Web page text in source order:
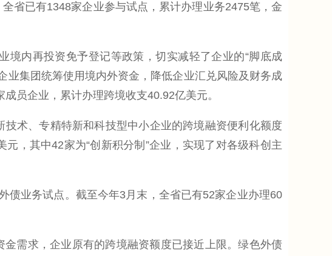
省已有1348家企业参与试点，累计办理业务2475笔，金
内再投资免予登记等政策，切实减轻了企业的“脚底成
业集团统筹使用境内外资金，降低企业汇兑风险及财务成
员企业，累计办理跨境收支40.92亿美元。
术、专精特新和科技型中小企业的跨境融资便利化额度
，其中42家为“创新积分制”企业，实现了对各级科创主
业务试点。截至今年3月末，全省已有52家企业办理60
需求，企业原有的跨境融资额度已接近上限。绿色外债